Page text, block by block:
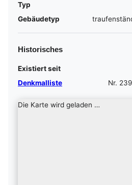
Typ
Gebäudetyp
Historisches
Existiert seit
Denkmalliste
Nr.
Die Karte wird geladen …